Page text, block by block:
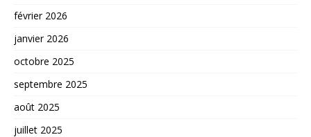
février 2026
janvier 2026
octobre 2025
septembre 2025
août 2025
juillet 2025